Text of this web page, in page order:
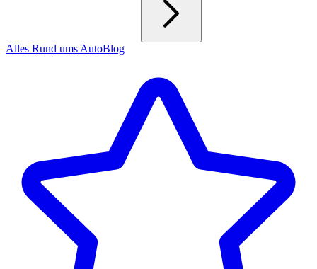
Alles Rund ums AutoBlog